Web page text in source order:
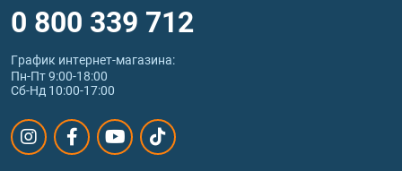
0 800 339 712
График интернет‑магазина:
Пн-Пт 9:00-18:00
Сб-Нд 10:00-17:00